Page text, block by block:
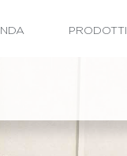
PRODOTTI